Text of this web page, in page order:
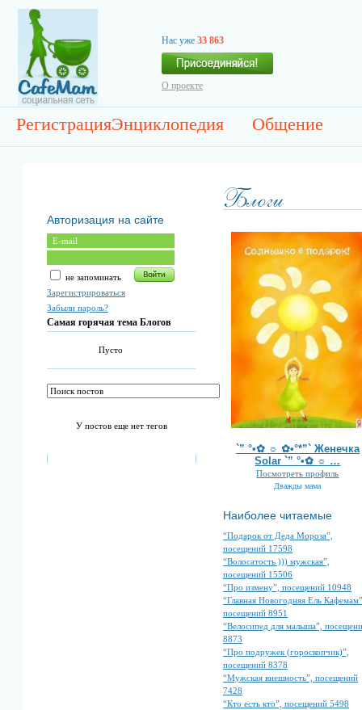
Нас уже 33 863
О проекте
РегистрацияЭнциклопедия Общение
Авторизация на сайте
не запоминать
Зарегистрироваться
Забыли пароль?
Самая горячая тема Блогов
Пусто
У постов еще нет тегов
`” °•✿ ☼ ✿•°*”` Женечка
Solar `” °•✿ ☼ …
Посмотреть профиль
Дважды мама
Наиболее читаемые
“Подарок от Деда Мороза”,
посещений 17598
“Волосатость ))) мужская”,
посещений 15506
“Про измену”, посещений 10948
“Главная Новогодняя Ель
посещений 8951
“Велосипед для малыша”,
8873
“Про подружек (гороскопчик)”,
посещений 8378
“Мужская внешность”, посещений
7428
“Кто есть кто”, посещений 5498